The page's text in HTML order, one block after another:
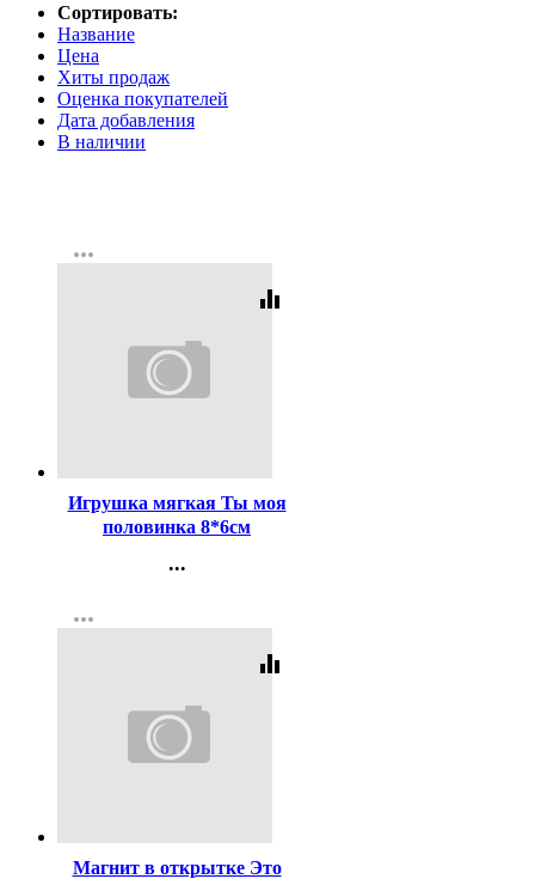
Сортировать:
Название
Цена
Хиты продаж
Оценка покупателей
Дата добавления
В наличии
more_horiz
equalizer
Игрушка мягкая Ты моя
половинка 8*6см
...
Регистрация
more_horiz
equalizer
Магнит в открытке Это